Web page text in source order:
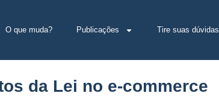
O que muda? Publicações Tire suas dúvidas
da Lei no e-commerce